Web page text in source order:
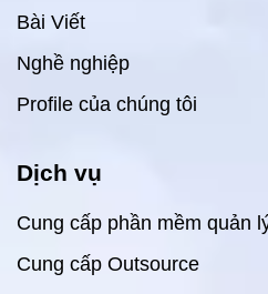
Bài Viết
Nghề nghiệp
Profile của chúng tôi
Dịch vụ
Cung cấp phần mềm quản
Cung cấp Outsource